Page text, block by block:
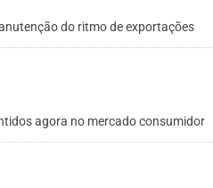
do ritmo de exportações
agora no mercado consumidor